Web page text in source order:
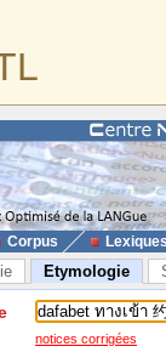
Corpus
Etymologie
notices corrigées